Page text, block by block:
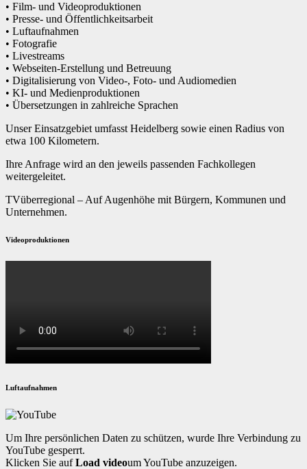
• Film- und Videoproduktionen
• Presse- und Öffentlichkeitsarbeit
• Luftaufnahmen
• Fotografie
• Livestreams
• Webseiten-Erstellung und Betreuung
• Digitalisierung von Video-, Foto- und Audiomedien
• KI- und Medienproduktionen
• Übersetzungen in zahlreiche Sprachen
Unser Einsatzgebiet umfasst Heidelberg sowie einen Radius von
etwa 100 Kilometern.
Ihre Anfrage wird an den jeweils passenden Fachkollegen
weitergeleitet.
TVüberregional – Auf Augenhöhe mit Bürgern, Kommunen und
Unternehmen.
Videoproduktionen
Luftaufnahmen
Um Ihre persönlichen Daten zu schützen, wurde Ihre Verbindung zu
YouTube gesperrt.
Klicken Sie aufLoad videoum YouTube anzuzeigen.